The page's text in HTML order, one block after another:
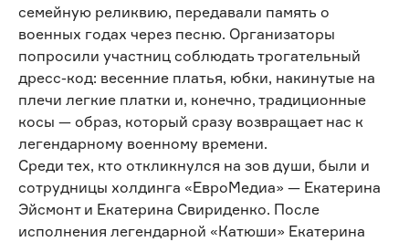
семейную реликвию, передавали память о
военных годах через песню. Организаторы
попросили участниц соблюдать трогательный
дресс-код: весенние платья, юбки, накинутые на
плечи легкие платки и, конечно, традиционные
косы — образ, который сразу возвращает нас к
легендарному военному времени.
Среди тех, кто откликнулся на зов души, были и
сотрудницы холдинга «ЕвроМедиа» — Екатерина
Эйсмонт и Екатерина Свириденко. После
исполнения легендарной «Катюши» Екатерина